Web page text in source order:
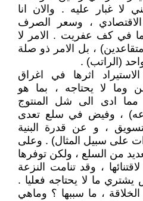
لا غبار عليه . والان انا
، وسعر الصرف
في كف عفريت . الامر لا
، بل الامر ذو صلة
(الراتب) .
اثرها في اغراق
وما لا يحتاجه ، بما هو
ادى الى شل المنتوج
، وفيض في سلع تعدى
، و عن قدرة البنية
على سبيل المثال) . وعلى
من السلع ، ولكن توفرها
، وقد تنامت النزعة
يشتري ما لا يحتاجه فعليا .
، ما سببها ؟ وماهي